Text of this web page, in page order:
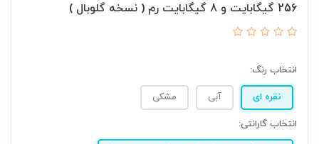
256 گیگابایت و 8 گیگابایت رم ( نسخه گلوبال )
انتخاب رنگ:
نقره ای آبی مشکی
انتخاب گارانتی: